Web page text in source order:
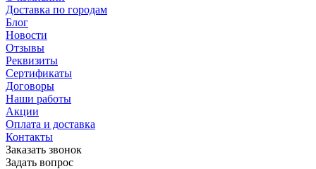
Доставка по городам
Блог
Новости
Отзывы
Реквизиты
Сертификаты
Договоры
Наши работы
Акции
Оплата и доставка
Контакты
Заказать звонок
Задать вопрос